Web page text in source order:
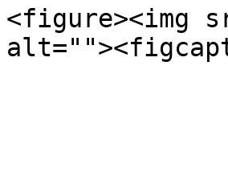
<figure><img